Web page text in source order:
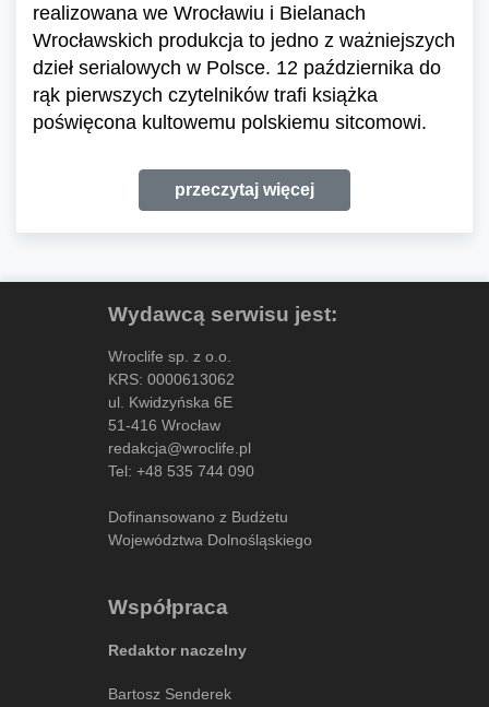
realizowana we Wrocławiu i Bielanach
Wrocławskich produkcja to jedno z ważniejszych
dzieł serialowych w Polsce. 12 października do
rąk pierwszych czytelników trafi książka
poświęcona kultowemu polskiemu sitcomowi.
przeczytaj więcej
Wydawcą serwisu jest:
Wroclife sp. z o.o.
KRS: 0000613062
ul. Kwidzyńska 6E
51-416 Wrocław
redakcja@wroclife.pl
Tel: +48 535 744 090
Dofinansowano z Budżetu
Województwa Dolnośląskiego
Współpraca
Redaktor naczelny
Bartosz Senderek